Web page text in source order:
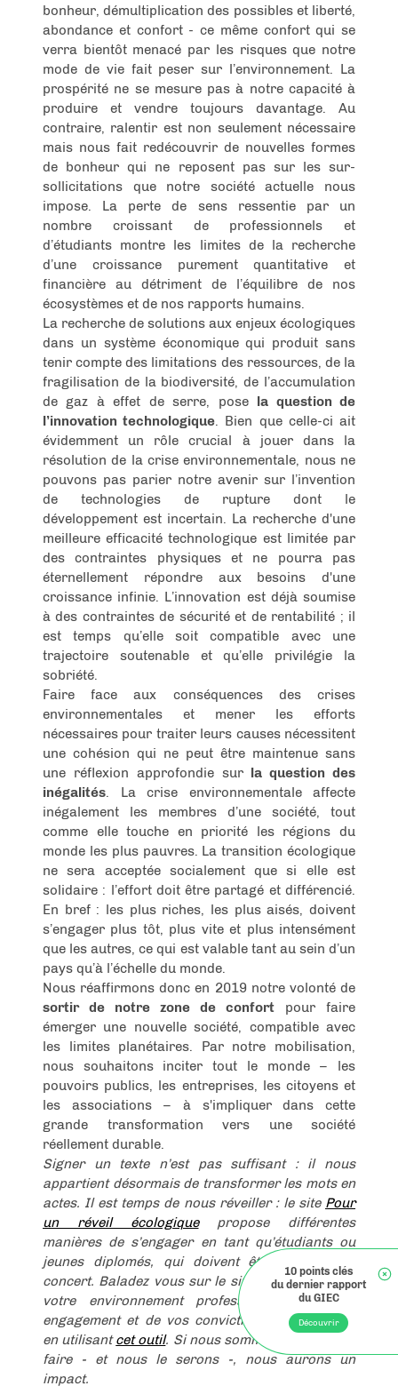
bonheur, démultiplication des possibles et liberté,
abondance et confort - ce même confort qui se
verra bientôt menacé par les risques que notre
mode de vie fait peser sur l’environnement. La
prospérité ne se mesure pas à notre capacité à
produire et vendre toujours davantage. Au
contraire, ralentir est non seulement nécessaire
mais nous fait redécouvrir de nouvelles formes
de bonheur qui ne reposent pas sur les sur-
sollicitations que notre société actuelle nous
impose. La perte de sens ressentie par un
nombre croissant de professionnels et
d’étudiants montre les limites de la recherche
d’une croissance purement quantitative et
financière au détriment de l’équilibre de nos
écosystèmes et de nos rapports humains.
La recherche de solutions aux enjeux écologiques
dans un système économique qui produit sans
tenir compte des limitations des ressources, de la
fragilisation de la biodiversité, de l’accumulation
de gaz à effet de serre, pose la question de
l’innovation technologique. Bien que celle-ci ait
évidemment un rôle crucial à jouer dans la
résolution de la crise environnementale, nous ne
pouvons pas parier notre avenir sur l’invention
de technologies de rupture dont le
développement est incertain. La recherche d'une
meilleure efficacité technologique est limitée par
des contraintes physiques et ne pourra pas
éternellement répondre aux besoins d'une
croissance infinie. L’innovation est déjà soumise
à des contraintes de sécurité et de rentabilité ; il
est temps qu’elle soit compatible avec une
trajectoire soutenable et qu’elle privilégie la
sobriété.
Faire face aux conséquences des crises
environnementales et mener les efforts
nécessaires pour traiter leurs causes nécessitent
une cohésion qui ne peut être maintenue sans
une réflexion approfondie sur la question des
inégalités. La crise environnementale affecte
inégalement les membres d’une société, tout
comme elle touche en priorité les régions du
monde les plus pauvres. La transition écologique
ne sera acceptée socialement que si elle est
solidaire : l’effort doit être partagé et différencié.
En bref : les plus riches, les plus aisés, doivent
s’engager plus tôt, plus vite et plus intensément
que les autres, ce qui est valable tant au sein d’un
pays qu’à l’échelle du monde.
Nous réaffirmons donc en 2019 notre volonté de
sortir de notre zone de confort pour faire
émerger une nouvelle société, compatible avec
les limites planétaires. Par notre mobilisation,
nous souhaitons inciter tout le monde – les
pouvoirs publics, les entreprises, les citoyens et
les associations – à s'impliquer dans cette
grande transformation vers une société
réellement durable.
Signer un texte n’est pas suffisant : il nous
appartient désormais de transformer les mots en
actes. Il est temps de nous réveiller : le site Pour
un réveil écologiquepropose différentes
manières de s’engager en tant qu’étudiants ou
jeunes diplomés, qui doivent être menées de
concert. Baladez vous sur le site, et faites part à
votre environnement professionnel de votre
engagement et de vos convictions sur LinkedIn
en utilisant cet outil. Si nous sommes nombreux à
faire - et nous le serons -, nous aurons un
impact.